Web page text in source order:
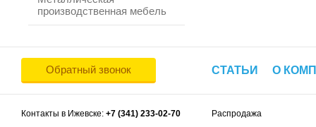
производственная мебель
Обратный звонок СТАТЬИ О
Контакты в Ижевске: +7 (341) 233-02-70 Распродажа